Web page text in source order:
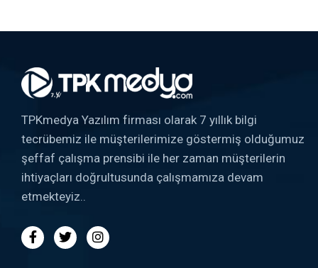
TPKmedya Yazılım firması olarak 7 yıllık bilgi
tecrübemiz ile müşterilerimize göstermiş olduğumuz
şeffaf çalışma prensibi ile her zaman müşterilerin
ihtiyaçları doğrultusunda çalışmamıza devam
etmekteyiz..